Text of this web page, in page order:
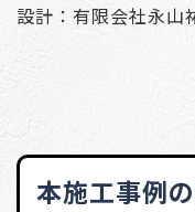
設計：有限会社永山
本施工事例